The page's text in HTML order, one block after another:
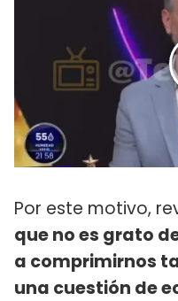
Por este motivo,
que no es grato
a comprimirnos
una cuestión de